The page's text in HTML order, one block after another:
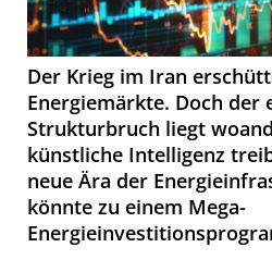
Der Krieg im Iran
Energiemärkte. Doch der
Strukturbruch liegt
künstliche Intelligenz
neue Ära der
könnte zu einem Mega-